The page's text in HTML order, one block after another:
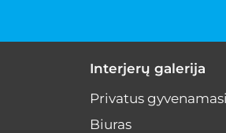
Interjerų galerija
Privatus
Biuras